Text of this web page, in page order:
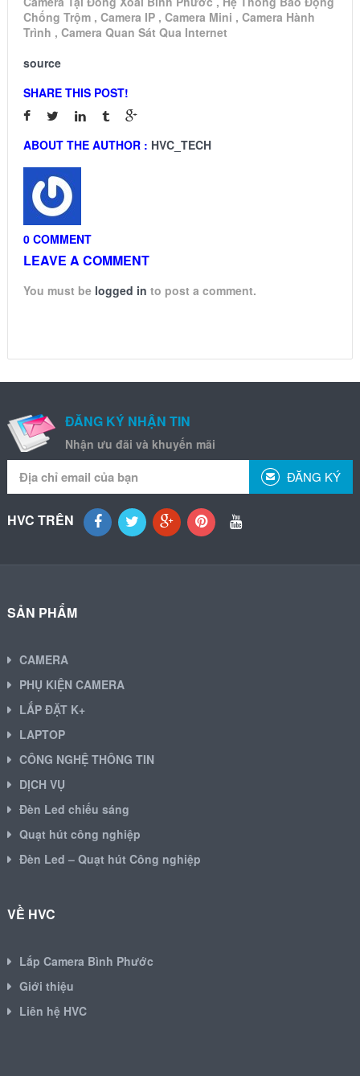
Chống Trộm , Camera IP , Camera Mini , Camera Hành
Trình , Camera Quan Sát Qua Internet
source
SHARE THIS POST!
ABOUT THE AUTHOR : HVC_TECH
0 COMMENT
LEAVE A COMMENT
You must be logged in to post a comment.
ĐĂNG KÝ NHẬN TIN
Nhận ưu đãi và khuyến mãi
ĐĂNG KÝ
HVC TRÊN
SẢN PHẨM
CAMERA
PHỤ KIỆN CAMERA
LẮP ĐẶT K+
LAPTOP
CÔNG NGHỆ THÔNG TIN
DỊCH VỤ
Đèn Led chiếu sáng
Quạt hút công nghiệp
Đèn Led – Quạt hút Công nghiệp
VỀ HVC
Lắp Camera Bình Phước
Giới thiệu
Liên hệ HVC